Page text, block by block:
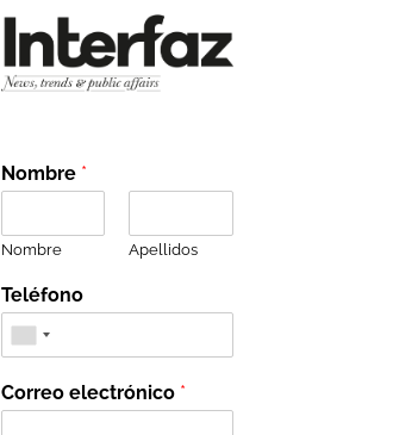
Nombre *
Nombre Apellidos
Teléfono
Correo electrónico *